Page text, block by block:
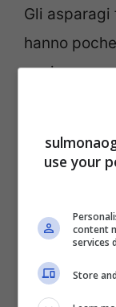
Gli asparagi
hanno
cucina: ma
curioso
volta
alimento la
pungente.
strano
Le
use your
content
services
Store